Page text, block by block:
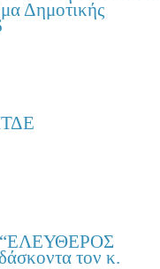
Δημοτικής
τον κ.